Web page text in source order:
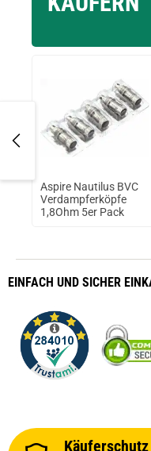
Aspire Nautilus BVC
Verdampferköpfe
1,8Ohm 5er Pack
EINFACH UND SICHER